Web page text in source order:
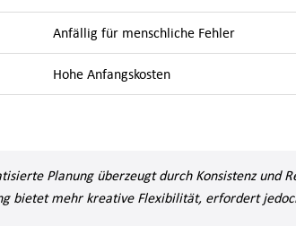
Anfällig für menschliche Fehler
Hohe Anfangskosten
Planung überzeugt durch Konsistenz und
bietet mehr kreative Flexibilität, erfordert